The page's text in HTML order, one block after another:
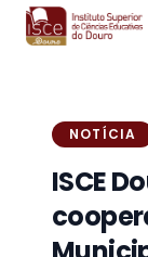
NOTÍCIA
ISCE